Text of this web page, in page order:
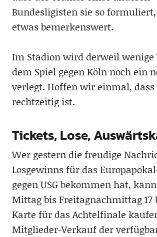
Bundesligisten sie so
etwas bemerkenswert.
Im Stadion wird derweil wenige
dem Spiel gegen Köln noch ein
verlegt. Hoffen wir einmal, dass
rechtzeitig ist.
Tickets, Lose,
Wer gestern die freudige
Losgewinns für das
gegen USG bekommen hat,
Mittag bis Freitagnachmittag 17
Karte für das Achtelfinale
Mitglieder-Verkauf der